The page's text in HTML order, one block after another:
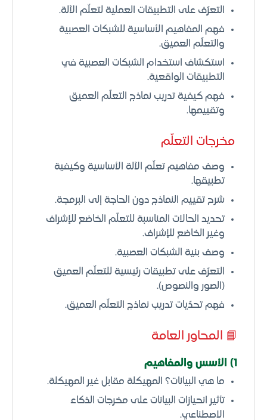
التعرّف على التطبيقات العملية لتعلّم الآلة.
فهم المفاهيم الأساسية للشبكات العصبية
والتعلّم العميق.
استكشاف استخدام الشبكات العصبية في
التطبيقات الواقعية.
فهم كيفية تدريب نماذج التعلّم العميق
وتقييمها.
مخرجات التعلّم
وصف مفاهيم تعلّم الآلة الأساسية وكيفية
تطبيقها.
شرح تقييم النماذج دون الحاجة إلى البرمجة.
تحديد الحالات المناسبة للتعلّم الخاضع للإشراف
وغير الخاضع للإشراف.
وصف بنية الشبكات العصبية.
التعرّف على تطبيقات رئيسية للتعلّم العميق
(الصور والنصوص).
فهم تحدّيات تدريب نماذج التعلّم العميق.
📘 المحاور العامة
1) الأسس والمفاهيم
ما هي البيانات؟ المهيكلة مقابل غير المهيكلة.
تأثير انحيازات البيانات على مخرجات الذكاء
الاصطناعي.